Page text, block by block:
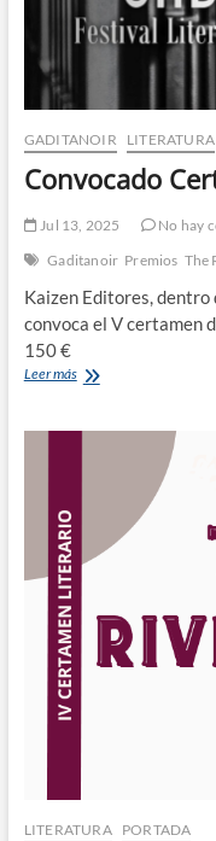
GADITANOIR LITERATURA
Convocado
Jul 13, 2025
No hay
Gaditanoir Premios The
Kaizen Editores,
convoca el V certamen
150 €
Leer másConvocado
LITERATURA PORTADA